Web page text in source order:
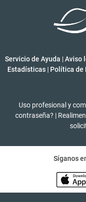
Servicio de Ayuda |Aviso
Estadísticas | Política de
Uso profesional y
contraseña? |
Síganos